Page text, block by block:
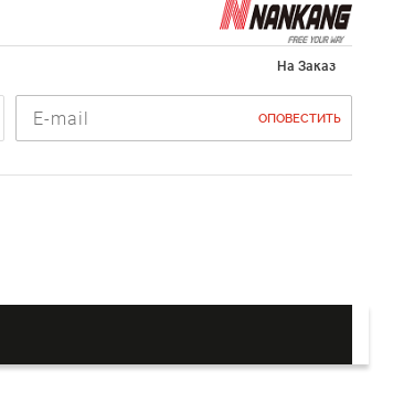
На Заказ
ОПОВЕСТИТЬ